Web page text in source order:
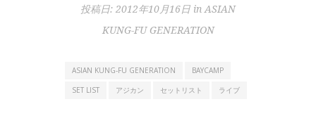
投稿日: 2012年10月16日 in ASIAN
KUNG-FU GENERATION
ASIAN KUNG-FU GENERATION
BAYCAMP
SET LIST
アジカン セットリスト ライブ